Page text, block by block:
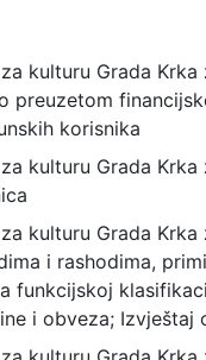
kulturu Grada Krka
preuzetom
korisnika
kulturu Grada Krka
kulturu Grada Krka
i rashodima,
funkcijskoj
i obveza; Izvještaj